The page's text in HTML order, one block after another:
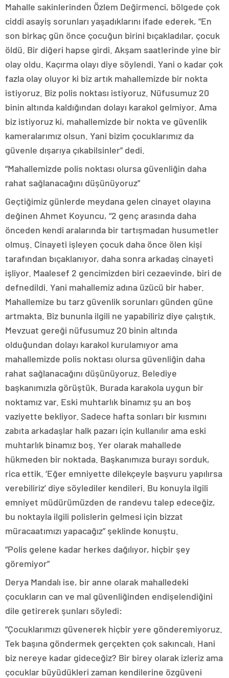
Mahalle sakinlerinden Özlem Değirmenci, bölgede çok
ciddi asayiş sorunları yaşadıklarını ifade ederek, “En
son birkaç gün önce çocuğun birini bıçakladılar, çocuk
öldü. Bir diğeri hapse girdi. Akşam saatlerinde yine bir
olay oldu. Kaçırma olayı diye söylendi. Yani o kadar çok
fazla olay oluyor ki biz artık mahallemizde bir nokta
istiyoruz. Biz polis noktası istiyoruz. Nüfusumuz 20
binin altında kaldığından dolayı karakol gelmiyor. Ama
biz istiyoruz ki, mahallemizde bir nokta ve güvenlik
kameralarımız olsun. Yani bizim çocuklarımız da
güvenle dışarıya çıkabilsinler” dedi.
“Mahallemizde polis noktası olursa güvenliğin daha
rahat sağlanacağını düşünüyoruz”
Geçtiğimiz günlerde meydana gelen cinayet olayına
değinen Ahmet Koyuncu, “2 genç arasında daha
önceden kendi aralarında bir tartışmadan husumetler
olmuş. Cinayeti işleyen çocuk daha önce ölen kişi
tarafından bıçaklanıyor, daha sonra arkadaş cinayeti
işliyor. Maalesef 2 gencimizden biri cezaevinde, biri de
defnedildi. Yani mahallemiz adına üzücü bir haber.
Mahallemize bu tarz güvenlik sorunları günden güne
artmakta. Biz bununla ilgili ne yapabiliriz diye çalıştık.
Mevzuat gereği nüfusumuz 20 binin altında
olduğundan dolayı karakol kurulamıyor ama
mahallemizde polis noktası olursa güvenliğin daha
rahat sağlanacağını düşünüyoruz. Belediye
başkanımızla görüştük. Burada karakola uygun bir
noktamız var. Eski muhtarlık binamız şu an boş
vaziyette bekliyor. Sadece hafta sonları bir kısmını
zabıta arkadaşlar halk pazarı için kullanılır ama eski
muhtarlık binamız boş. Yer olarak mahallede
hükmeden bir noktada. Başkanımıza burayı sorduk,
rica ettik. ‘Eğer emniyette dilekçeyle başvuru yapılırsa
verebiliriz’ diye söylediler kendileri. Bu konuyla ilgili
emniyet müdürümüzden de randevu talep edeceğiz,
bu noktayla ilgili polislerin gelmesi için bizzat
müracaatımızı yapacağız” şeklinde konuştu.
“Polis gelene kadar herkes dağılıyor, hiçbir şey
göremiyor”
Derya Mandalı ise, bir anne olarak mahalledeki
çocukların can ve mal güvenliğinden endişelendiğini
dile getirerek şunları söyledi:
“Çocuklarımızı güvenerek hiçbir yere gönderemiyoruz.
Tek başına göndermek gerçekten çok sakıncalı. Hani
biz nereye kadar gideceğiz? Bir birey olarak izleriz ama
çocuklar büyüdükleri zaman kendilerine özgüveni